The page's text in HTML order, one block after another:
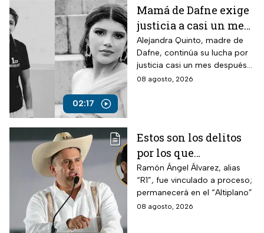
02:17
Mamá de Dafne exige
justicia a casi un mes
de la muerte de su hija
Alejandra Quinto, madre de
Dafne, continúa su lucha por
justicia casi un mes después
del fallecimiento de su hija.
08 agosto, 2026
Estos son los delitos
por los que
vincularon a proceso
al “R1″, presunto autor
intelectual del
asesinato de Carlos
Ramón Ángel Álvarez, alias
“R1”, fue vinculado a proceso;
permanecerá en el “Altiplano”
08 agosto, 2026